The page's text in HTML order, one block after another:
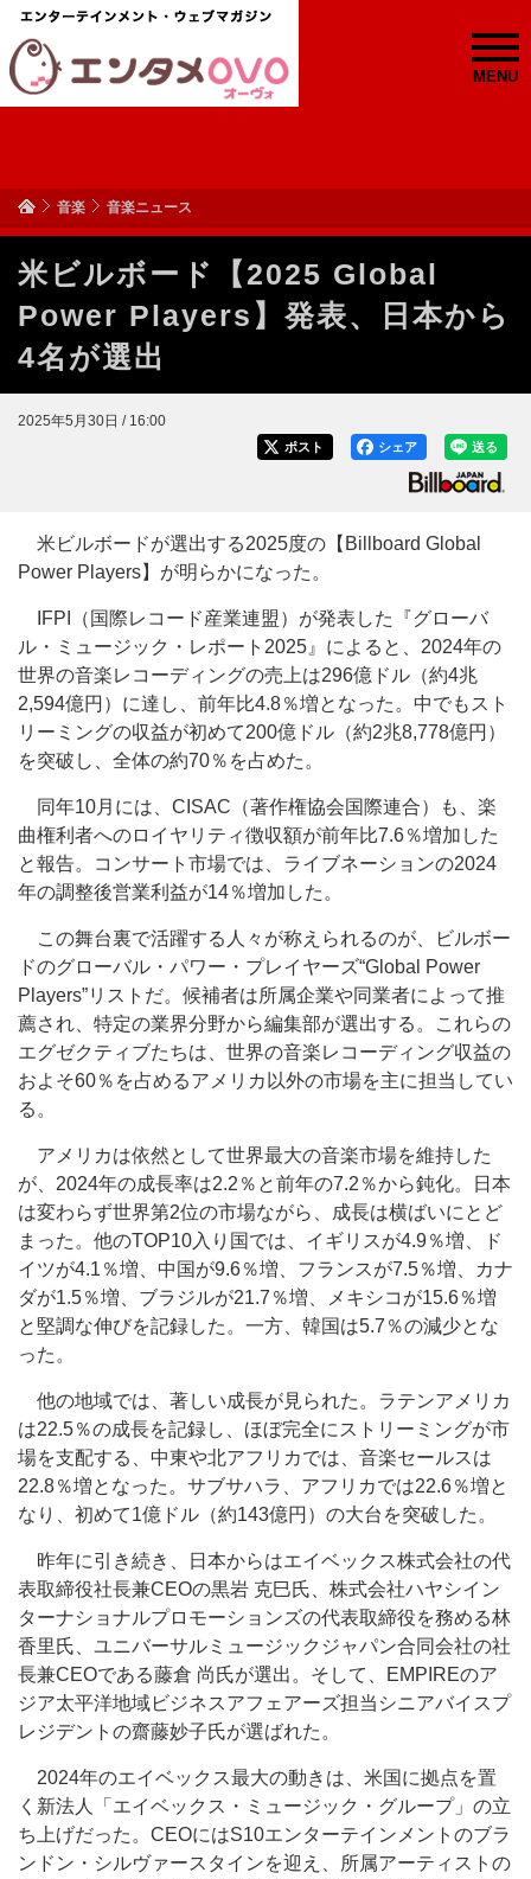
MENU
音楽 音楽ニュース
米ビルボード【2025 Global
Power Players】発表、日本から
4名が選出
2025年5月30日 / 16:00
送る
シェア
ポスト
米ビルボードが選出する2025度の【Billboard Global
Power Players】が明らかになった。
IFPI（国際レコード産業連盟）が発表した『グローバ
ル・ミュージック・レポート2025』によると、2024年の
世界の音楽レコーディングの売上は296億ドル（約4兆
2,594億円）に達し、前年比4.8％増となった。中でもスト
リーミングの収益が初めて200億ドル（約2兆8,778億円）
を突破し、全体の約70％を占めた。
同年10月には、CISAC（著作権協会国際連合）も、楽
曲権利者へのロイヤリティ徴収額が前年比7.6％増加した
と報告。コンサート市場では、ライブネーションの2024
年の調整後営業利益が14％増加した。
この舞台裏で活躍する人々が称えられるのが、ビルボー
ドのグローバル・パワー・プレイヤーズ“Global Power
Players”リストだ。候補者は所属企業や同業者によって推
薦され、特定の業界分野から編集部が選出する。これらの
エグゼクティブたちは、世界の音楽レコーディング収益の
およそ60％を占めるアメリカ以外の市場を主に担当してい
る。
アメリカは依然として世界最大の音楽市場を維持した
が、2024年の成長率は2.2％と前年の7.2％から鈍化。日本
は変わらず世界第2位の市場ながら、成長は横ばいにとど
まった。他のTOP10入り国では、イギリスが4.9％増、ド
イツが4.1％増、中国が9.6％増、フランスが7.5％増、カナ
ダが1.5％増、ブラジルが21.7％増、メキシコが15.6％増
と堅調な伸びを記録した。一方、韓国は5.7％の減少とな
った。
他の地域では、著しい成長が見られた。ラテンアメリカ
は22.5％の成長を記録し、ほぼ完全にストリーミングが市
場を支配する、中東や北アフリカでは、音楽セールスは
22.8％増となった。サブサハラ、アフリカでは22.6％増と
なり、初めて1億ドル（約143億円）の大台を突破した。
昨年に引き続き、日本からはエイベックス株式会社の代
表取締役社長兼CEOの黒岩 克巳氏、株式会社ハヤシイン
ターナショナルプロモーションズの代表取締役を務める林
香里氏、ユニバーサルミュージックジャパン合同会社の社
長兼CEOである藤倉 尚氏が選出。そして、EMPIREのア
ジア太平洋地域ビジネスアフェアーズ担当シニアバイスプ
レジデントの齋藤妙子氏が選ばれた。
2024年のエイベックス最大の動きは、米国に拠点を置
く新法人「エイベックス・ミュージック・グループ」の立
ち上げだった。CEOにはS10エンターテインメントのブラ
ンドン・シルヴァースタインを迎え、所属アーティストの